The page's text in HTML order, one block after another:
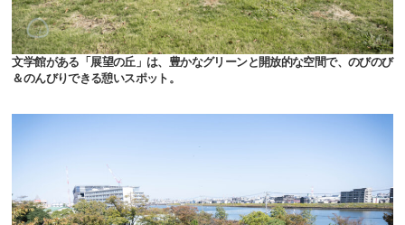
文学館がある「展望の丘」は、豊かなグリーンと開放的な空間で、のびのび
＆のんびりできる憩いスポット。